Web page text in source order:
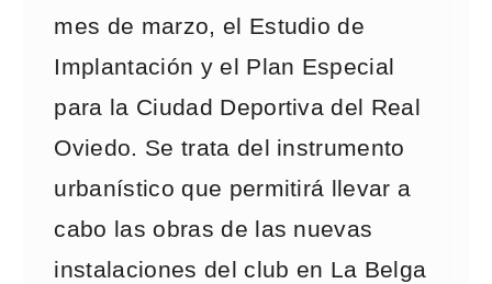
mes de marzo, el Estudio de
Implantación y el Plan Especial
para la Ciudad Deportiva del Real
Oviedo. Se trata del instrumento
urbanístico que permitirá llevar a
cabo las obras de las nuevas
instalaciones del club en La Belga